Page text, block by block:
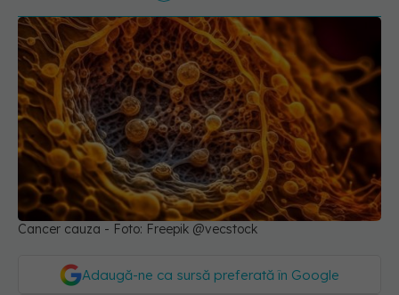
Cancer cauza - Foto: Freepik @vecstock
Adaugă-ne ca sursă preferată în Google